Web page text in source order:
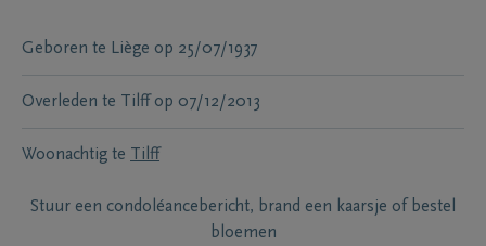
Geboren te Liège op 25/07/1937
Overleden te Tilff op 07/12/2013
Woonachtig te Tilff
Stuur een condoléancebericht, brand een kaarsje of bestel
bloemen